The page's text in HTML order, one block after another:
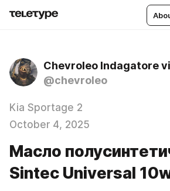
Chevroleo Indagatore
@chevroleo
Kia Sportage 2
October 4, 2025
Масло
Sintec Universal